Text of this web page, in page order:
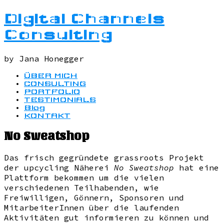
Digital Channels
Consulting
by Jana Honegger
ÜBER MICH
CONSULTING
PORTFOLIO
TESTIMONIALS
Blog
KONTAKT
No Sweatshop
Das frisch gegründete grassroots Projekt
der upcycling Näherei No Sweatshop hat eine
Plattform bekommen um die vielen
verschiedenen Teilhabenden, wie
Freiwilligen, Gönnern, Sponsoren und
MitarbeiterInnen über die laufenden
Aktivitäten gut informieren zu können und